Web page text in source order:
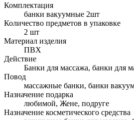
Комплектация
банки вакуумные 2шт
Количество предметов в упаковке
2 шт
Материал изделия
ПВХ
Действие
Банки для массажа, банки для
Повод
массажные банки, банки
Назначение подарка
любимой, Жене, подруге
Назначение косметического средства